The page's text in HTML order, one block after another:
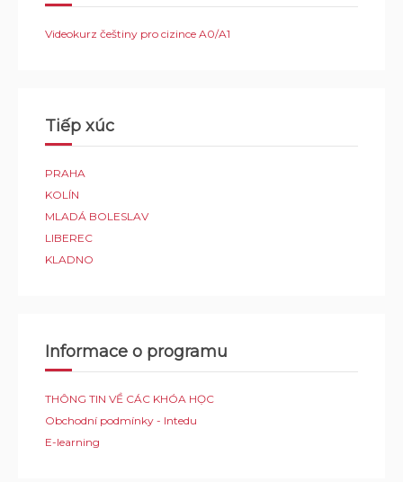
Videokurz češtiny pro cizince A0/A1
Tiếp xúc
PRAHA
KOLÍN
MLADÁ BOLESLAV
LIBEREC
KLADNO
Informace o programu
THÔNG TIN VỀ CÁC KHÓA HỌC
Obchodní podmínky - Intedu
E-learning